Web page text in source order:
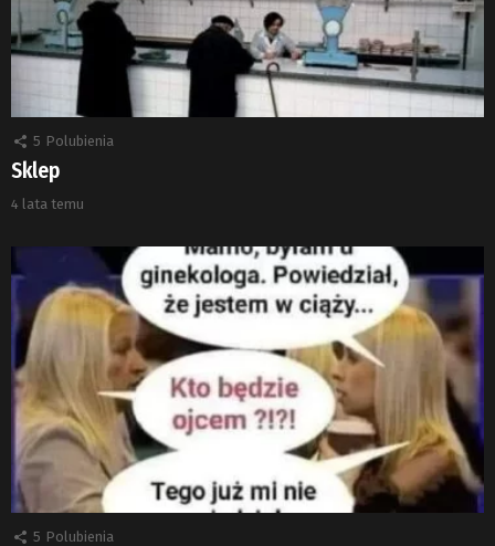
5 Polubienia
Sklep
4 lata temu
5 Polubienia